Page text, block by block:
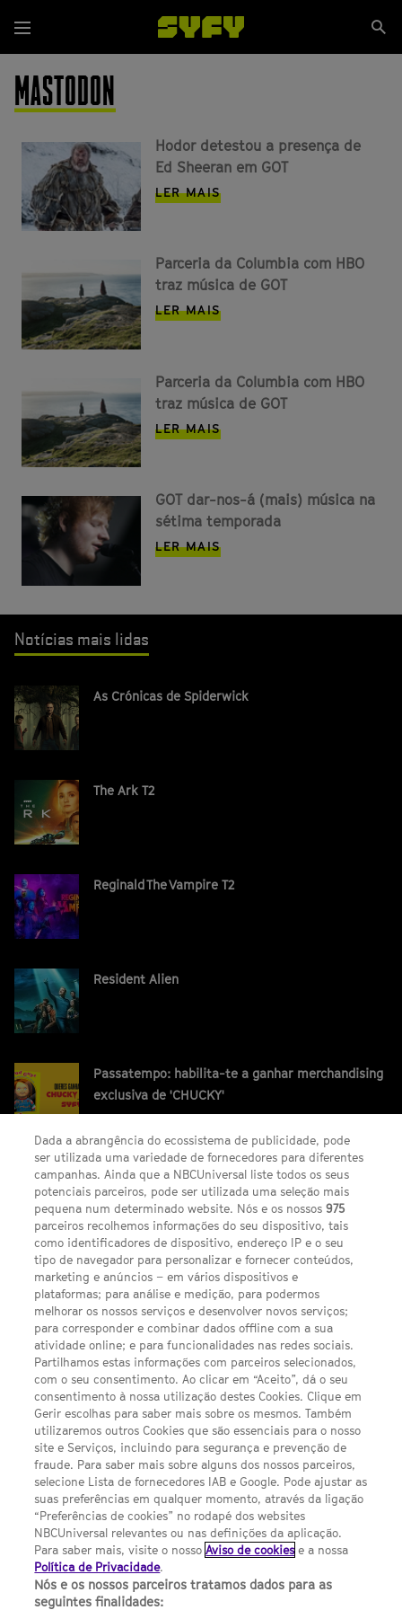
para
o
conteúdo
principal
Menu
MASTODON
Hodor detestou a presença de
Ed Sheeran em GOT
LER MAIS
Parceria da Columbia com HBO
traz música de GOT
LER MAIS
Parceria da Columbia com HBO
traz música de GOT
LER MAIS
GOT dar-nos-á (mais) música na
sétima temporada
LER MAIS
Notícias mais lidas
As Crónicas de Spiderwick
The Ark T2
Reginald The Vampire T2
Resident Alien
Passatempo: habilita-te a ganhar merchandising
exclusiva de 'CHUCKY'
SEGUE-NOS
FACEBOOK
TWITTER
YOUTUBEINSTAGRAM
LINKS ÚTEIS
Escolhas de Anúncios
Política de privacidade
Termos E Condições
FILMES
UMA DIVISÃO DA NBCUNIVERSAL
Contact us by email: contact.SYFYPortugal@ncbuni.com
NBC Universal Global Networks España S.L.U. is wholly owned
Dada a abrangência do ecossistema de publicidade, pode
ser utilizada uma variedade de fornecedores para diferentes
campanhas. Ainda que a NBCUniversal liste todos os seus
potenciais parceiros, pode ser utilizada uma seleção mais
pequena num determinado website. Nós e os nossos975
parceiros recolhemos informações do seu dispositivo, tais
como identificadores de dispositivo, endereço IP e o seu
tipo de navegador para personalizar e fornecer conteúdos,
marketing e anúncios – em vários dispositivos e
plataformas; para análise e medição, para podermos
melhorar os nossos serviços e desenvolver novos serviços;
para corresponder e combinar dados offline com a sua
atividade online; e para funcionalidades nas redes sociais.
Partilhamos estas informações com parceiros selecionados,
com o seu consentimento. Ao clicar em “Aceito”, dá o seu
consentimento à nossa utilização destes Cookies. Clique em
Gerir escolhas para saber mais sobre os mesmos. Também
utilizaremos outros Cookies que são essenciais para o nosso
site e Serviços, incluindo para segurança e prevenção de
fraude. Para saber mais sobre alguns dos nossos parceiros,
selecione Lista de fornecedores IAB e Google. Pode ajustar as
suas preferências em qualquer momento, através da ligação
“Preferências de cookies” no rodapé dos websites
NBCUniversal relevantes ou nas definições da aplicação.
Para saber mais, visite o nossoAviso de cookies e a nossa
Política de Privacidade.
Nós e os nossos parceiros tratamos dados para as
seguintes finalidades: